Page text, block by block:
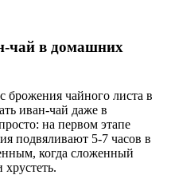
чай в домашних
брожения чайного листа в
иван-чай даже в
на первом этапе
подвяливают 5-7 часов в
когда сложенный
хрустеть.